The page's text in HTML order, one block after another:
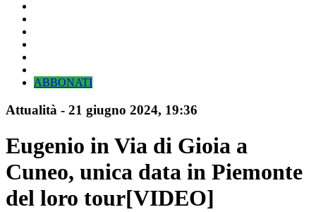
ABBONATI
Attualità - 21 giugno 2024, 19:36
Eugenio in Via di Gioia a
Cuneo, unica data in Piemonte
del loro tour[VIDEO]